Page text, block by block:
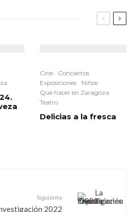
Cine
Conciertos
Exposiciones
Niños
Que hacer en Zaragoza
Teatro
Delicias a la fresca
Siguiente
2022